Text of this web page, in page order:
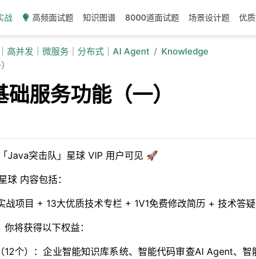
战 高频面试题 知识图谱 8000道面试题 场景设计题 优
高并发｜微服务｜分布式｜AI Agent
Knowledge
服务功能（一）
Java突击队」星球 VIP 用户可见 🚀
球 内容包括：
战项目 + 13大优质技术专栏 + 1V1免费修改简历 + 技术答疑
将获得以下权益：
12个）：企业智能知识库系统、智能代码审查AI Agent、